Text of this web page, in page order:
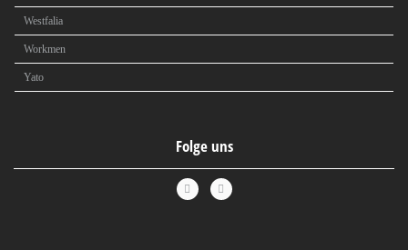
Westfalia
Workmen
Yato
Folge uns